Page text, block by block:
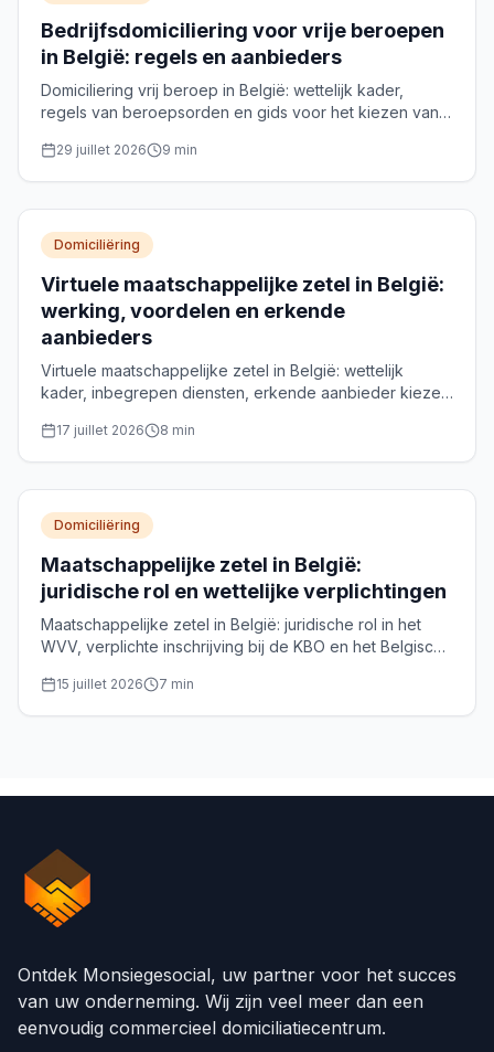
Bedrijfsdomiciliering voor vrije beroepen
in België: regels en aanbieders
Domiciliering vrij beroep in België: wettelijk kader,
regels van beroepsorden en gids voor het kiezen van
29 juillet 2026 9 min
Domiciliëring
Virtuele maatschappelijke zetel in België:
werking, voordelen en erkende
aanbieders
Virtuele maatschappelijke zetel in België: wettelijk
kader, inbegrepen diensten, erkende aanbieder kiezen
17 juillet 2026 8 min
Domiciliëring
Maatschappelijke zetel in België:
juridische rol en wettelijke verplichtingen
Maatschappelijke zetel in België: juridische rol in het
WVV, verplichte inschrijving bij de KBO en het Belgisch
en sancties.
15 juillet 2026 7 min
Ontdek Monsiegesocial, uw partner voor het succes
van uw onderneming. Wij zijn veel meer dan een
eenvoudig commercieel domiciliatiecentrum.